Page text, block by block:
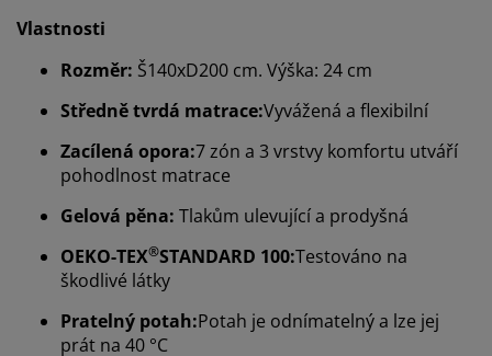
Vlastnosti
Rozměr: Š140xD200 cm. Výška: 24 cm
Středně tvrdá matrace:Vyvážená a flexibilní
Zacílená opora:7 zón a 3 vrstvy komfortu utváří
pohodlnost matrace
Gelová pěna: Tlakům ulevující a prodyšná
OEKO-TEX®STANDARD 100:Testováno na
škodlivé látky
Pratelný potah:Potah je odnímatelný a lze jej
prát na 40 °C